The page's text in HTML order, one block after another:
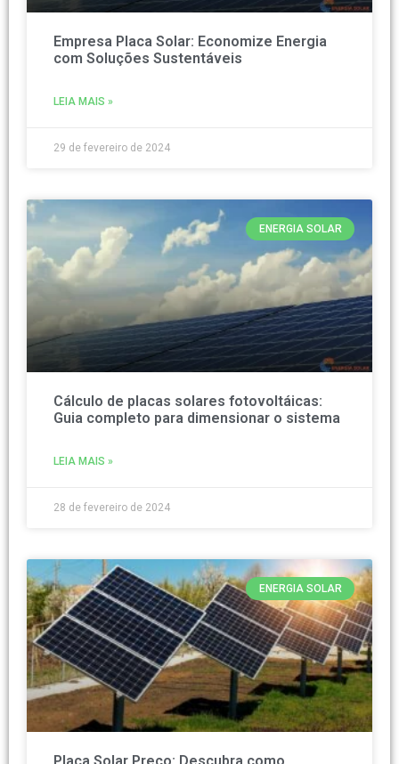
Empresa Placa Solar: Economize Energia
com Soluções Sustentáveis
LEIA MAIS »
29 de fevereiro de 2024
ENERGIA SOLAR
Cálculo de placas solares fotovoltáicas:
Guia completo para dimensionar o sistema
LEIA MAIS »
28 de fevereiro de 2024
ENERGIA SOLAR